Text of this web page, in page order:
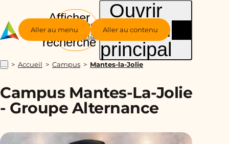
Aller au menu Aller au contenu
Groupe
Alternance
Afficher
la
recherche
Ouvrir
le menu
principal
... Accueil Campus Mantes-la-Jolie
Campus Mantes-La-Jolie
- Groupe Alternance